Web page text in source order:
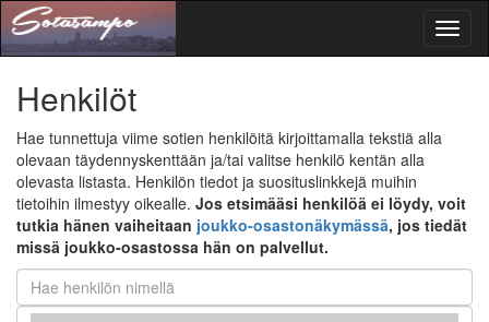
Henkilöt
Hae tunnettuja viime sotien henkilöitä kirjoittamalla tekstiä alla
olevaan täydennyskenttään ja/tai valitse henkilö kentän alla
olevasta listasta. Henkilön tiedot ja suosituslinkkejä muihin
tietoihin ilmestyy oikealle. Jos etsimääsi henkilöä ei löydy, voit
tutkia hänen vaiheitaan joukko-osastonäkymässä, jos tiedät
missä joukko-osastossa hän on palvellut.